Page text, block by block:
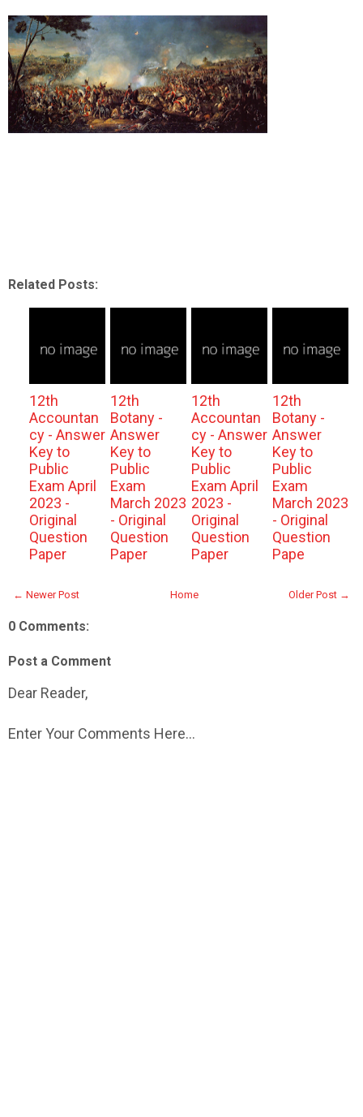
Related Posts:
12th
Accountan
cy - Answer
Key to
Public
Exam April
2023 -
Original
Question
Paper
12th
Botany -
Answer
Key to
Public
Exam
March 2023
- Original
Question
Paper
12th
Accountan
cy - Answer
Key to
Public
Exam April
2023 -
Original
Question
Paper
12th
Botany -
Answer
Key to
Public
Exam
March 2023
- Original
Question
Pape
← Newer Post Older Post →
Home
0 Comments:
Post a Comment
Dear Reader,
Enter Your Comments Here...